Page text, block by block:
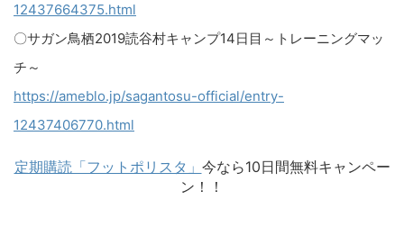
12437664375.html
〇サガン鳥栖2019読谷村キャンプ14日目～トレーニングマッ
チ～
https://ameblo.jp/sagantosu-official/entry-
12437406770.html
定期購読「フットポリスタ」 今なら10日間無料キャンペー
ン！！